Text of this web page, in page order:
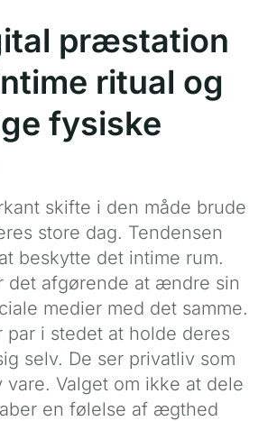
præstation
ritual og
fysiske
skifte i den måde brude
store dag. Tendensen
beskytte det intime rum.
det afgørende at ændre sin
medier med det samme.
i stedet at holde deres
selv. De ser privatliv som
vare. Valget om ikke at dele
en følelse af ægthed